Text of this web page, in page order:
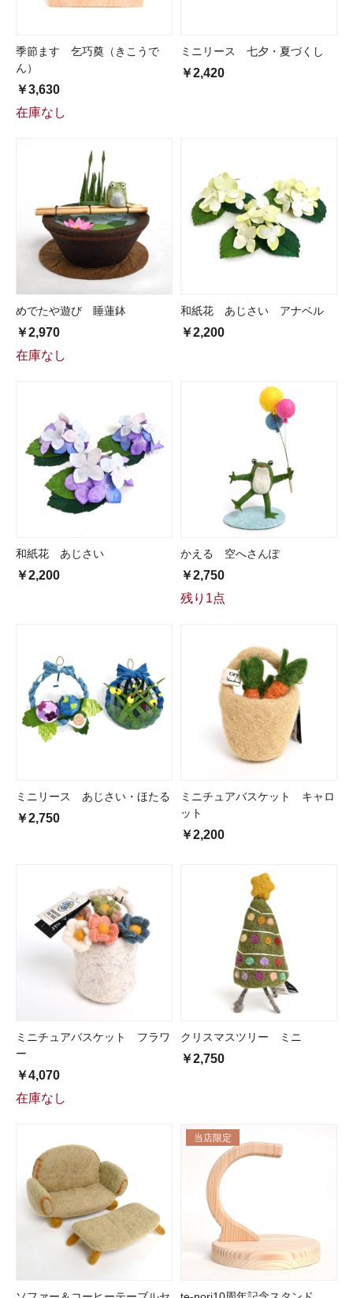
季節ます 乞巧奠（きこうで
ん）
￥3,630
在庫なし
ミニリース 七夕・夏づくし
￥2,420
めでたや遊び 睡蓮鉢
￥2,970
在庫なし
和紙花 あじさい アナベル
￥2,200
和紙花 あじさい
￥2,200
かえる 空へさんぽ
￥2,750
残り1点
ミニリース あじさい・ほたる
￥2,750
ミニチュアバスケット キャロ
ット
￥2,200
ミニチュアバスケット フラワ
ー
￥4,070
在庫なし
クリスマスツリー ミニ
￥2,750
当店限定